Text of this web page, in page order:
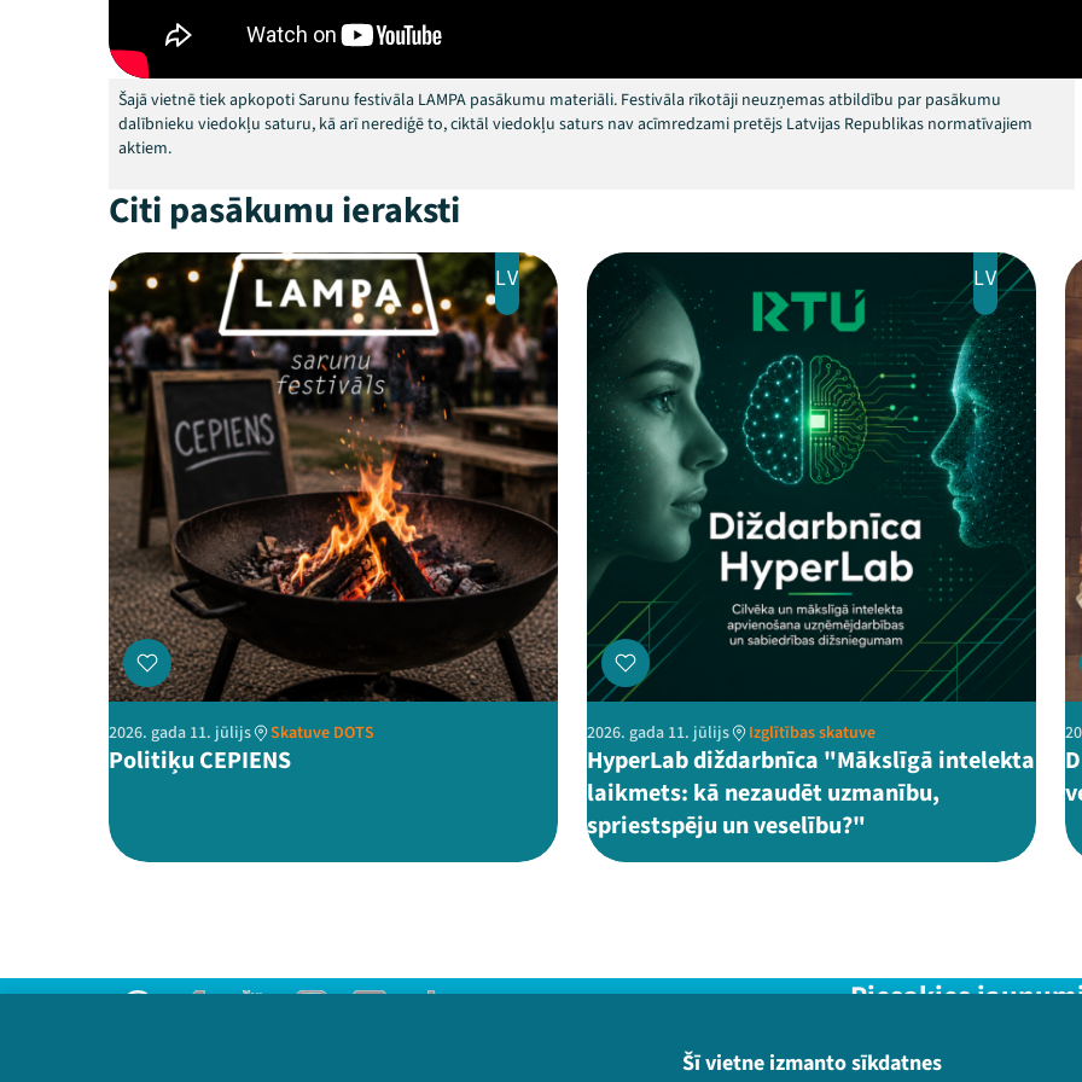
Šī vietne izmanto sīkdatnes
Šajā vietnē tiek apkopoti Sarunu festivāla LAMPA pasākumu materiāli. Festivāla rīkotāji neuzņemas atbildību par pasākumu
dalībnieku viedokļu saturu, kā arī nerediģē to, ciktāl viedokļu saturs nav acīmredzami pretējs Latvijas Republikas normatīvajiem
aktiem.
Citi pasākumu ieraksti
LV
2026. gada 11. jūlijs Skatuve DOTS
Politiķu CEPIENS
LV
2026. gada 11. jūlijs Izglītības skatuve
HyperLab diždarbnīca "Mākslīgā intelekta
laikmets: kā nezaudēt uzmanību,
spriestspēju un veselību?"
Piesakies
Nepalaid garām aktuālāko